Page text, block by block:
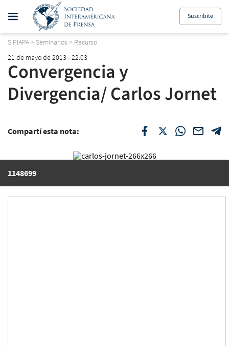
Suscribite
SIPIAPA> Seminarios > Recurso
21 de mayo de 2013 - 22:03
Convergencia y
Divergencia/ Carlos Jornet
Compartí esta nota:
1148699